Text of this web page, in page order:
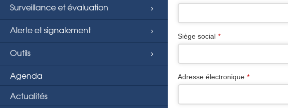
Surveillance et évaluation
Alerte et signalement
Outils
Agenda
Actualités
Siège social *
Adresse électronique *